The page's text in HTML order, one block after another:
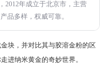
2012年成立于北京市，主营
品多样，权威可靠。
块，并对比其与胶溶金粉的区
进纳米黄金的奇妙世界。